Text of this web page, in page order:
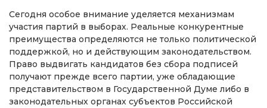
Сегодня особое внимание уделяется механизмам
участия партий в выборах. Реальные конкурентные
преимущества определяются не только политической
поддержкой, но и действующим законодательством.
Право выдвигать кандидатов без сбора подписей
получают прежде всего партии, уже обладающие
представительством в Государственной Думе либо в
законодательных органах субъектов Российской